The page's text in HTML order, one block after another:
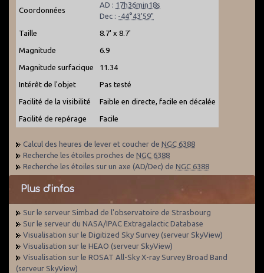
Coordonnées
AD : 17h36min18s
Dec : -44°43'59"
Taille 8.7' x 8.7'
Magnitude 6.9
Magnitude surfacique 11.34
Intérêt de l'objet Pas testé
Facilité de la visibilité Faible en directe, facile en décalée
Facilité de repérage Facile
Calcul des heures de lever et coucher de NGC 6388
Recherche les étoiles proches de NGC 6388
Recherche les étoiles sur un axe (AD/Dec) de NGC 6388
Plus d'infos
Sur le serveur Simbad de l'observatoire de Strasbourg
Sur le serveur du NASA/IPAC Extragalactic Database
Visualisation sur le Digitized Sky Survey (serveur SkyView)
Visualisation sur le HEAO (serveur SkyView)
Visualisation sur le ROSAT All-Sky X-ray Survey Broad Band
(serveur SkyView)